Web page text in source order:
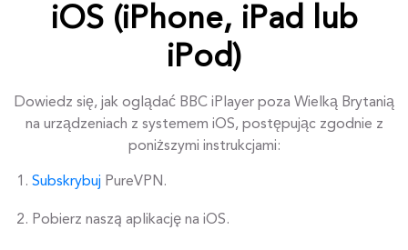
iOS (iPhone, iPad lub
iPod)
Dowiedz się, jak oglądać BBC iPlayer poza Wielką Brytanią
na urządzeniach z systemem iOS, postępując zgodnie z
poniższymi instrukcjami:
Subskrybuj PureVPN.
Pobierz naszą aplikację na iOS.